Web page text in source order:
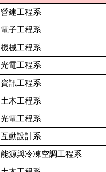
營建工程系
電子工程系
機械工程系
光電工程系
資訊工程系
土木工程系
光電工程系
互動設計系
能源與冷凍空調工程系